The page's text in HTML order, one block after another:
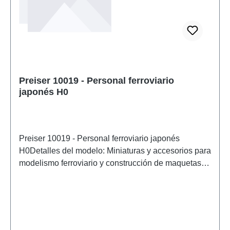
Preiser 10019 - Personal ferroviario
japonés H0
Preiser 10019 - Personal ferroviario japonés
H0Detalles del modelo: Miniaturas y accesorios para
modelismo ferroviario y construcción de maquetas